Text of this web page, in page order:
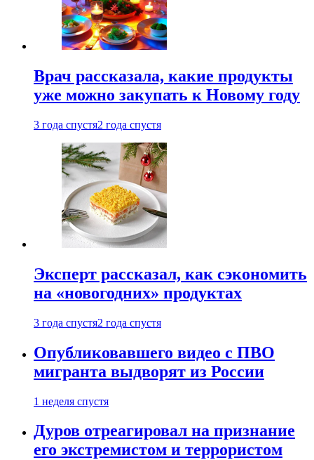
Врач рассказала, какие продукты
уже можно закупать к Новому году
3 года спустя2 года спустя
Эксперт рассказал, как сэкономить
на «новогодних» продуктах
3 года спустя2 года спустя
Опубликовавшего видео с ПВО
мигранта выдворят из России
1 неделя спустя
Дуров отреагировал на признание
его экстремистом и террористом